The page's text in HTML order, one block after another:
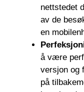
nettstedet
av de
en
å være
versjon og
på